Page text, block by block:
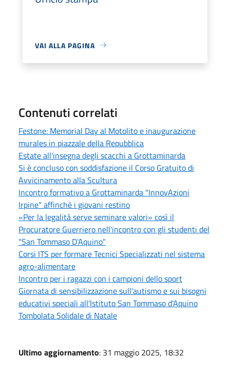
VAI ALLA PAGINA
Contenuti correlati
Festone: Memorial Day al Motolito e inaugurazione
murales in piazzale della Repubblica
Estate all'insegna degli scacchi a Grottaminarda
Si è concluso con soddisfazione il Corso Gratuito di
Avvicinamento alla Scultura
Incontro formativo a Grottaminarda "InnovAzioni
Irpine" affinchè i giovani restino
«Per la legalità serve seminare valori» così il
Procuratore Guerriero nell'incontro con gli studenti del
"San Tommaso D'Aquino"
Corsi ITS per formare Tecnici Specializzati nel sistema
agro-alimentare
Incontro per i ragazzi con i campioni dello sport
Giornata di sensibilizzazione sull'autismo e sui bisogni
educativi speciali all'Istituto San Tommaso d'Aquino
Tombolata Solidale di Natale
Ultimo aggiornamento: 31 maggio 2025, 18:32